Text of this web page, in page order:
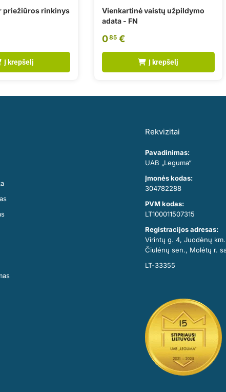
priežiūros rinkinys
Į krepšelį
Vienkartinė vaistų užpildymo
adata - FN
085 €
Į krepšelį
Rekvizitai
Pavadinimas:
UAB „Leguma“
Įmonės kodas:
304782288
PVM kodas:
LT100011507315
Registracijos adresas:
Virintų g. 4, Juodėnų
Čiulėnų sen., Molėtų r.
LT-33355